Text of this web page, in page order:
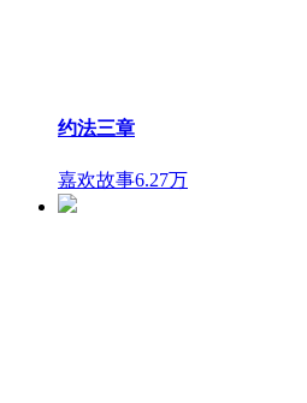
约法三章
嘉欢故事6.27万